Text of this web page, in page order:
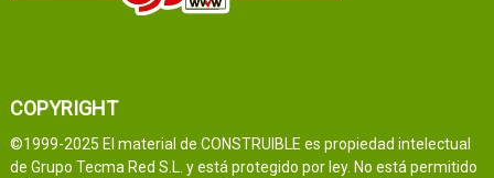
COPYRIGHT
©1999-2025 El material de CONSTRUIBLE es propiedad intelectual
de Grupo Tecma Red S.L. y está protegido por ley. No está permitido